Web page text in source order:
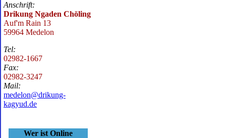
Anschrift:
Drikung Ngaden Chöling
Auf'm Rain 13
59964 Medelon
Tel:
02982-1667
Fax:
02982-3247
Mail:
medelon@drikung-
kagyud.de
Wer ist Online